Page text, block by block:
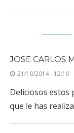
JOSE CARLOS
21/10/2014 - 12:10
Deliciosos estos
que le has